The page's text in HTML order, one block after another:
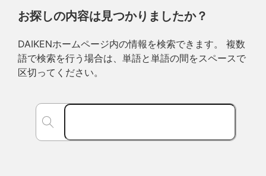
お探しの内容は見つかりましたか？
DAIKENホームページ内の情報を検索できます。 複数
語で検索を行う場合は、単語と単語の間をスペースで
区切ってください。